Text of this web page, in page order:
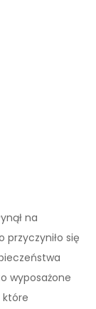
na
się
wyposażone
które